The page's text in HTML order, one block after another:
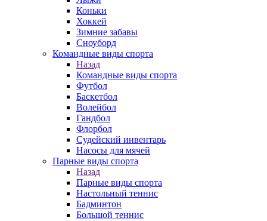
Коньки
Хоккей
Зимние забавы
Сноуборд
Командные виды спорта
Назад
Командные виды спорта
Футбол
Баскетбол
Волейбол
Гандбол
Флорбол
Судейский инвентарь
Насосы для мячей
Парные виды спорта
Назад
Парные виды спорта
Настольный теннис
Бадминтон
Большой теннис